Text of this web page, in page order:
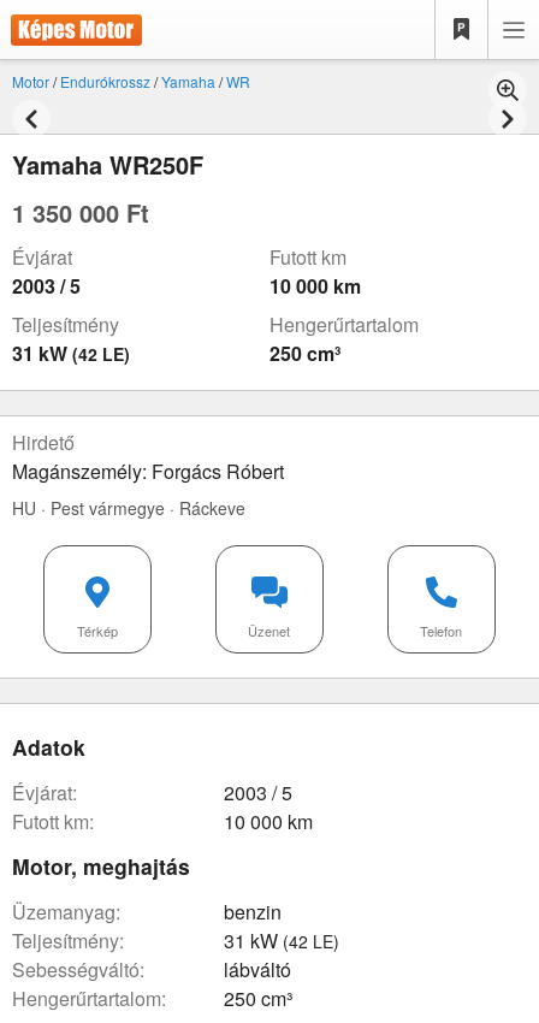
Motor/Endurókrossz/Yamaha /WR
Yamaha WR250F
1 350 000 Ft
Évjárat
2003 / 5
Futott km
10 000 km
Teljesítmény
31 kW (42 LE)
Hengerűrtartalom
250 cm³
Hirdető
Magánszemély: Forgács Róbert
HU · Pest vármegye · Ráckeve
Telefon
Üzenet
Térkép
Adatok
évjárat:
2003 / 5
futott km:
10 000 km
Motor, meghajtás
üzemanyag:
benzin
teljesítmény:
31 kW (42 LE)
sebességváltó:
lábváltó
hengerűrtartalom:
250 cm³